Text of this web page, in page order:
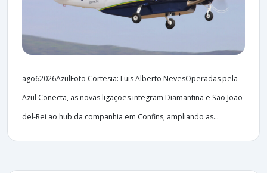
ago62026AzulFoto Cortesia: Luis Alberto NevesOperadas pela
Azul Conecta, as novas ligações integram Diamantina e São João
del-Rei ao hub da companhia em Confins, ampliando as...